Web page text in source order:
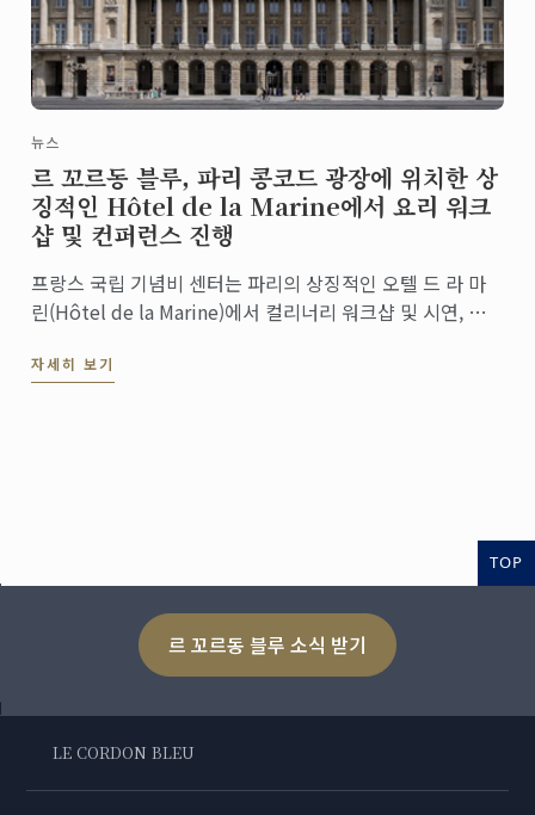
뉴스
르 꼬르동 블루, 파리 콩코드 광장에 위치한 상
징적인 Hôtel de la Marine에서 요리 워크
샵 및 컨퍼런스 진행
프랑스 국립 기념비 센터는 파리의 상징적인 오텔 드 라 마
린(Hôtel de la Marine)에서 컬리너리 워크샵 및 시연, 다
리 아트 및 호스피탈리티 매니지먼트 교육기관인 르 꼬르동
자세히 보기
TOP
르 꼬르동 블루 소식 받기
LE CORDON BLEU